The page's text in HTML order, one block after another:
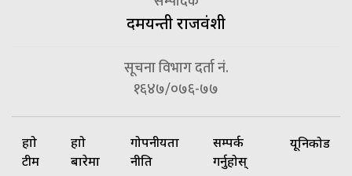
दमयन्ती राजवंशी
सूचना विभाग दर्ता नं.
१६४७/०७६-७७
हाम्रो
टीम
हाम्रो
बारेमा
गोपनीयता
नीति
सम्पर्क
गर्नुहोस्
यूनिकोड